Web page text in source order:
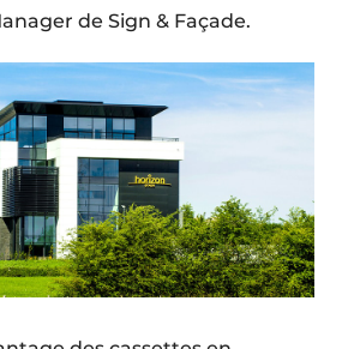
de Sign & Façade.